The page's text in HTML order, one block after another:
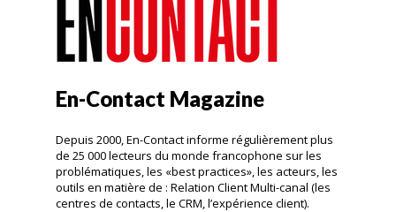
En-Contact Magazine
Depuis 2000, En-Contact informe régulièrement plus
de 25 000 lecteurs du monde francophone sur les
problématiques, les «best practices», les acteurs, les
outils en matière de : Relation Client Multi-canal (les
centres de contacts, le CRM, l’expérience client).